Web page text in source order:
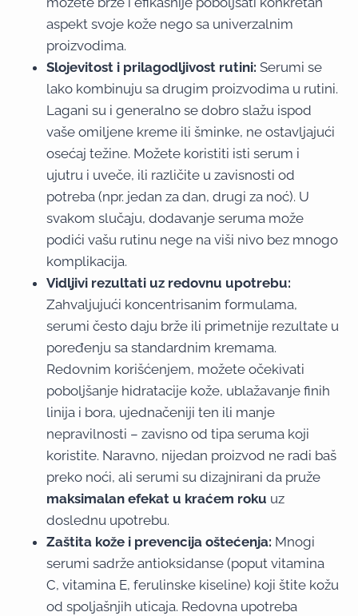
aspekt svoje kože nego sa univerzalnim
proizvodima.
Slojevitost i prilagodljivost rutini: Serumi se
lako kombinuju sa drugim proizvodima u rutini.
Lagani su i generalno se dobro slažu ispod
vaše omiljene kreme ili šminke, ne ostavljajući
osećaj težine. Možete koristiti isti serum i
ujutru i uveče, ili različite u zavisnosti od
potreba (npr. jedan za dan, drugi za noć). U
svakom slučaju, dodavanje seruma može
podići vašu rutinu nege na viši nivo bez mnogo
komplikacija.
Vidljivi rezultati uz redovnu upotrebu:
Zahvaljujući koncentrisanim formulama,
serumi često daju brže ili primetnije rezultate u
poređenju sa standardnim kremama.
Redovnim korišćenjem, možete očekivati
poboljšanje hidratacije kože, ublažavanje finih
linija i bora, ujednačeniji ten ili manje
nepravilnosti – zavisno od tipa seruma koji
koristite. Naravno, nijedan proizvod ne radi baš
preko noći, ali serumi su dizajnirani da pruže
maksimalan efekat u kraćem roku uz
doslednu upotrebu.
Zaštita kože i prevencija oštećenja: Mnogi
serumi sadrže antioksidanse (poput vitamina
C, vitamina E, ferulinske kiseline) koji štite kožu
od spoljašnjih uticaja. Redovna upotreba